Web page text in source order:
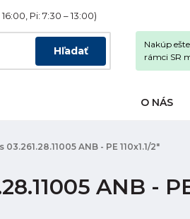
Pi: 7:30 – 13:00)
Hľadať
Nakúp
rámci SR
O NÁS
03.261.28.11005 ANB - PE 110x1.1/2"
ANB -